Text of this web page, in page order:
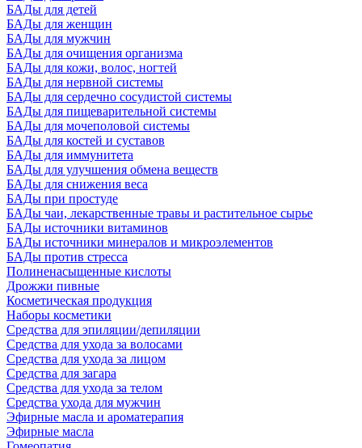
БАДы для детей
БАДы для женщин
БАДы для мужчин
БАДы для очищения организма
БАДы для кожи, волос, ногтей
БАДы для нервной системы
БАДы для сердечно сосудистой системы
БАДы для пищеварительной системы
БАДы для мочеполовой системы
БАДы для костей и суставов
БАДы для иммунитета
БАДы для улучшения обмена веществ
БАДы для снижения веса
БАДы при простуде
БАДы чаи, лекарственные травы и растительное сырье
БАДы источники витаминов
БАДы источники минералов и микроэлементов
БАДы против стресса
Полиненасыщенные кислоты
Дрожжи пивные
Косметическая продукция
Наборы косметики
Средства для эпиляции/депиляции
Средства для ухода за волосами
Средства для ухода за лицом
Средства для загара
Средства для ухода за телом
Средства ухода для мужчин
Эфирные масла и ароматерапия
Эфирные масла